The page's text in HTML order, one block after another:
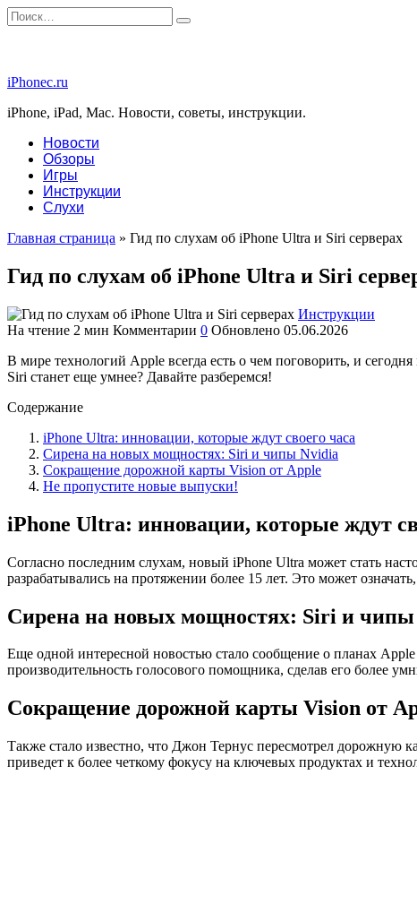
Перейти
к
Search
for:
iPhonec.ru
iPhone, iPad, Mac. Новости, советы, инструкции.
Новости
Обзоры
Игры
Инструкции
Слухи
Главная страница » Гид по слухам об iPhone Ultra и Siri серверах
Гид по слухам об iPhone Ultra и Siri
Инструкции
На чтение 2 мин Комментарии 0 Обновлено 05.06.2026
В мире технологий Apple всегда есть о чем поговорить, и
Siri станет еще умнее? Давайте разберемся!
Содержание
iPhone Ultra: инновации, которые ждут своего часа
Сирена на новых мощностях: Siri и чипы Nvidia
Сокращение дорожной карты Vision от Apple
Не пропустите новые выпуски!
iPhone Ultra: инновации, которые ждут
Согласно последним слухам, новый iPhone Ultra может стать
разрабатывались на протяжении более 15 лет. Это может
Сирена на новых мощностях: Siri и
Еще одной интересной новостью стало сообщение о планах
производительность голосового помощника, сделав его более
Сокращение дорожной карты Vision от
Также стало известно, что Джон Тернус пересмотрел дорожную
приведет к более четкому фокусу на ключевых продуктах и